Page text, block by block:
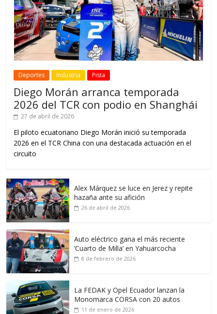
Deportes Industria Pista
Diego Morán arranca temporada
2026 del TCR con podio en Shanghái
27 de abril de 2026
El piloto ecuatoriano Diego Morán inició su temporada
2026 en el TCR China con una destacada actuación en el
circuito
Alex Márquez se luce en Jerez y repite
hazaña ante su afición
26 de abril de 2026
Auto eléctrico gana el más reciente
‘Cuarto de Milla’ en Yahuarcocha
8 de febrero de 2026
La FEDAK y Opel Ecuador lanzan la
Monomarca CORSA con 20 autos
11 de enero de 2026